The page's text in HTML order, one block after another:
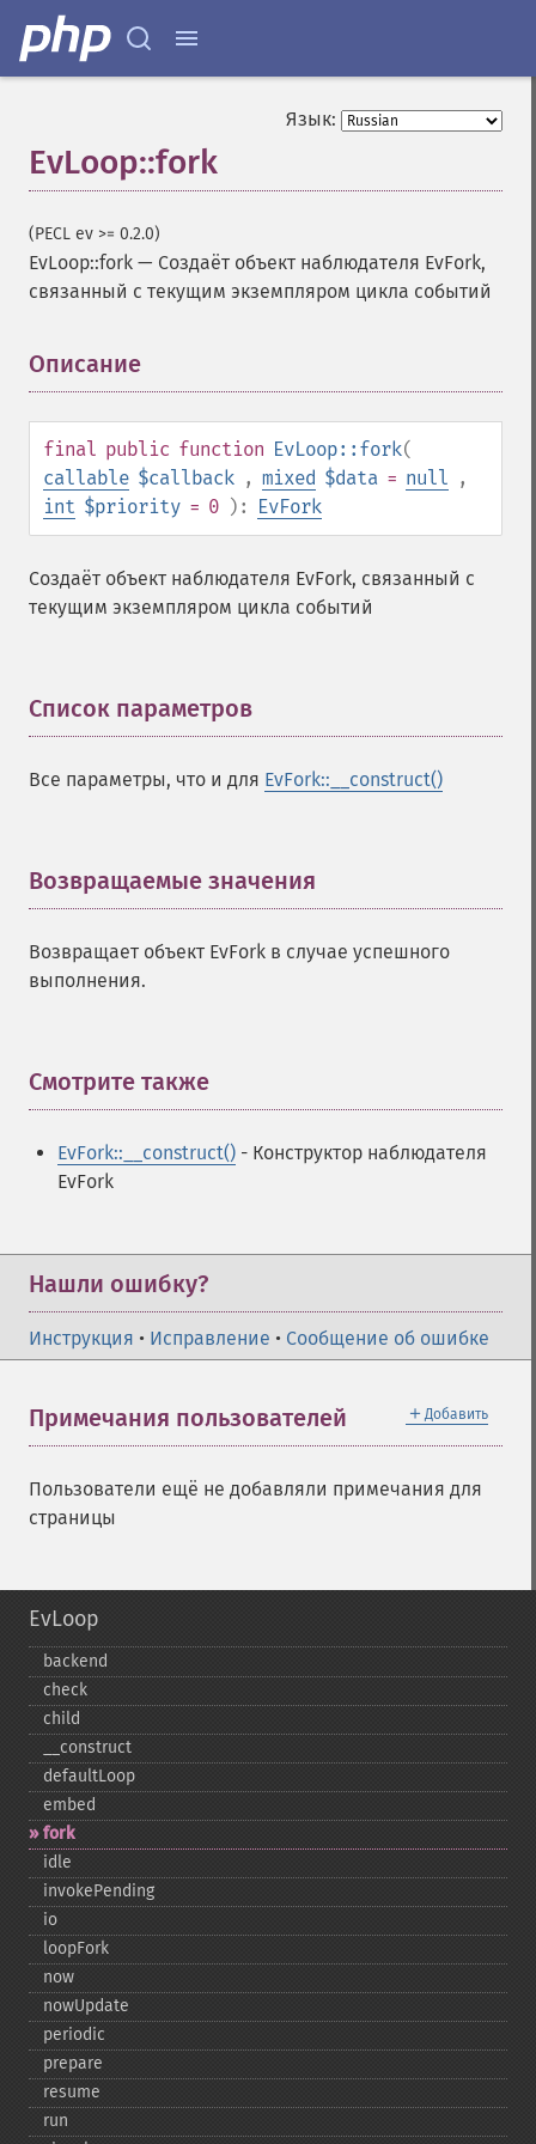
Язык:
EvLoop::fork
(PECL ev >= 0.2.0)
EvLoop::fork — Создаёт объект наблюдателя EvFork,
связанный с текущим экземпляром цикла событий
Описание
final public function EvLoop::fork(
callable $callback , mixed $data = null ,
int $priority = 0 ): EvFork
Создаёт объект наблюдателя EvFork, связанный с
текущим экземпляром цикла событий
Список параметров
Все параметры, что и для EvFork::__construct()
Возвращаемые значения
Возвращает объект EvFork в случае успешного
выполнения.
Смотрите также
EvFork::__construct() - Конструктор наблюдателя
EvFork
Нашли ошибку?
Инструкция • Исправление • Сообщение об ошибке
＋ Добавить
Примечания пользователей
Пользователи ещё не добавляли примечания для
страницы
EvLoop
backend
check
child
_​_​construct
defaultLoop
embed
fork
idle
invokePending
io
loopFork
now
nowUpdate
periodic
prepare
resume
run